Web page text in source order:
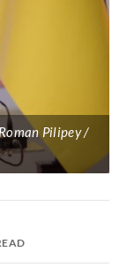
Pilipey /